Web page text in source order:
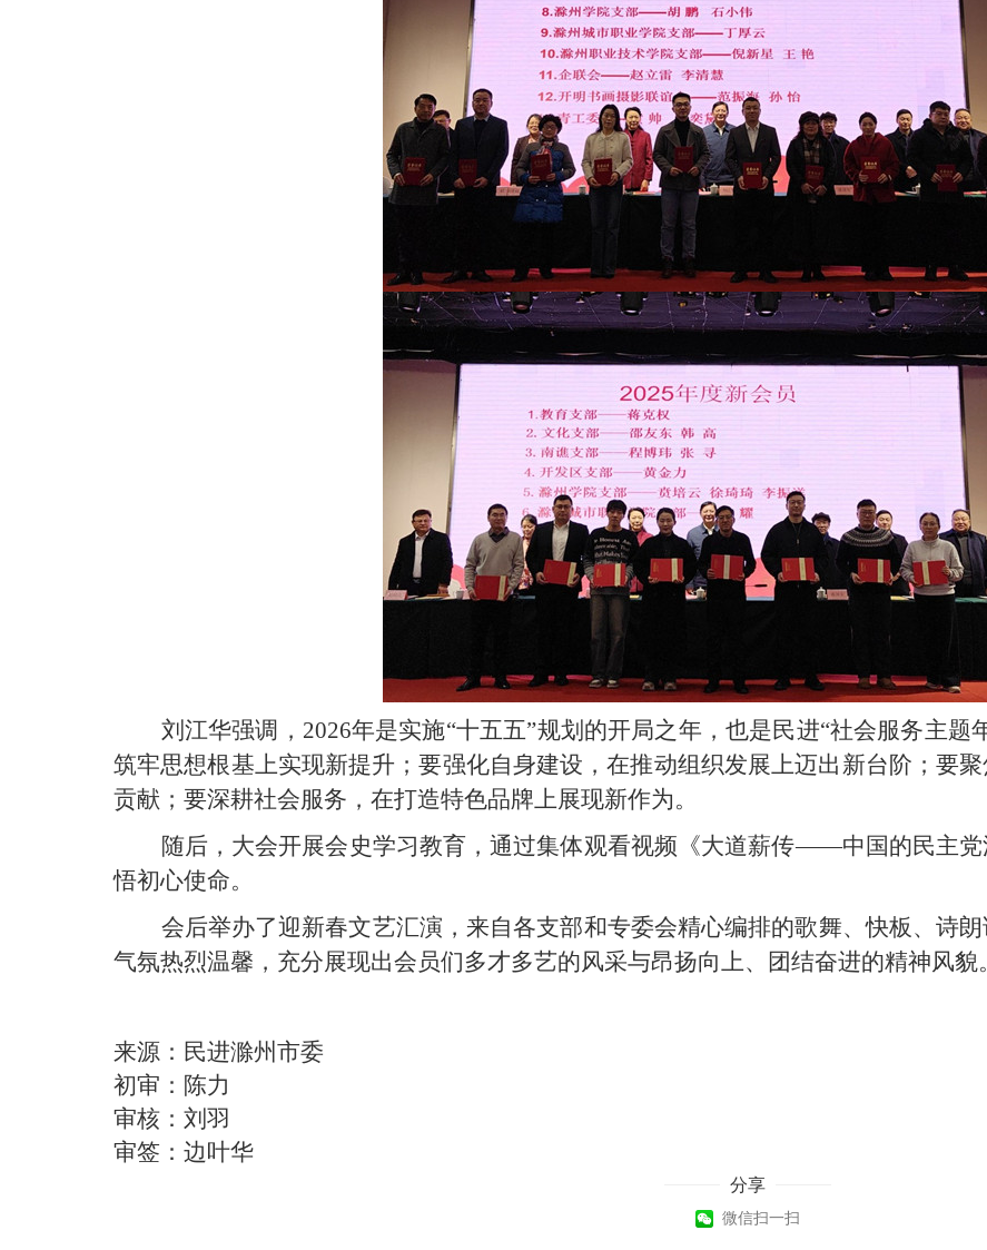
刘江华强调，2026年是实施“十五五”规划的开局之年，也是民进“社会服务主
筑牢思想根基上实现新提升；要强化自身建设，在推动组织发展上迈出新台阶；要
贡献；要深耕社会服务，在打造特色品牌上展现新作为。
随后，大会开展会史学习教育，通过集体观看视频《大道薪传——中国的民主
悟初心使命。
会后举办了迎新春文艺汇演，来自各支部和专委会精心编排的歌舞、快板、诗
气氛热烈温馨，充分展现出会员们多才多艺的风采与昂扬向上、团结奋进的精神风貌。
来源：民进滁州市委
初审：陈力
审核：刘羽
审签：边叶华
分享
微信扫一扫